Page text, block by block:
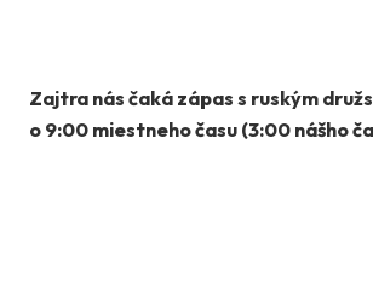
Zajtra nás čaká zápas s ruským
o 9:00 miestneho času (3:00 nášho